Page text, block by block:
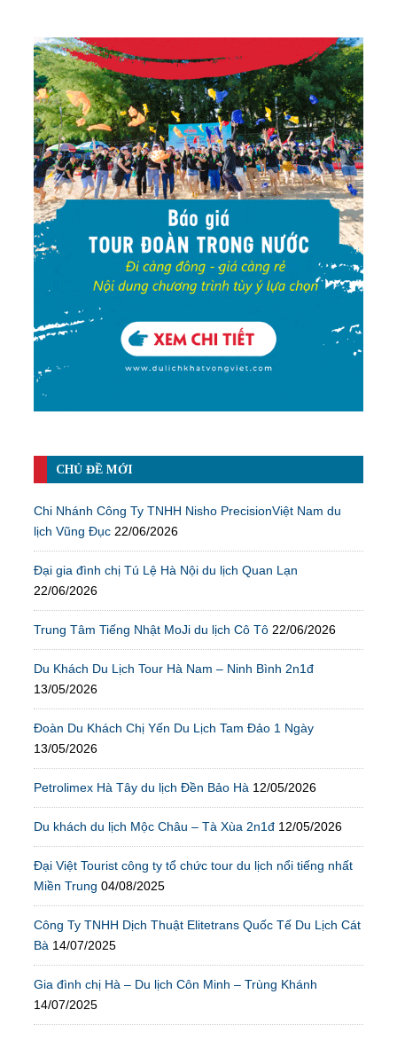
CHỦ ĐỀ MỚI
Chi Nhánh Công Ty TNHH Nisho PrecisionViệt Nam du
lịch Vũng Đục 22/06/2026
Đại gia đình chị Tú Lệ Hà Nội du lịch Quan Lạn
22/06/2026
Trung Tâm Tiếng Nhật MoJi du lịch Cô Tô 22/06/2026
Du Khách Du Lịch Tour Hà Nam – Ninh Bình 2n1đ
13/05/2026
Đoàn Du Khách Chị Yến Du Lịch Tam Đảo 1 Ngày
13/05/2026
Petrolimex Hà Tây du lịch Đền Bảo Hà 12/05/2026
Du khách du lịch Mộc Châu – Tà Xùa 2n1đ 12/05/2026
Đại Việt Tourist công ty tổ chức tour du lịch nổi tiếng nhất
Miền Trung 04/08/2025
Công Ty TNHH Dịch Thuật Elitetrans Quốc Tế Du Lịch Cát
Bà 14/07/2025
Gia đình chị Hà – Du lịch Côn Minh – Trùng Khánh
14/07/2025